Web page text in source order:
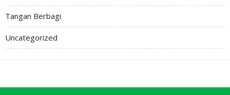
Tangan Berbagi
Uncategorized